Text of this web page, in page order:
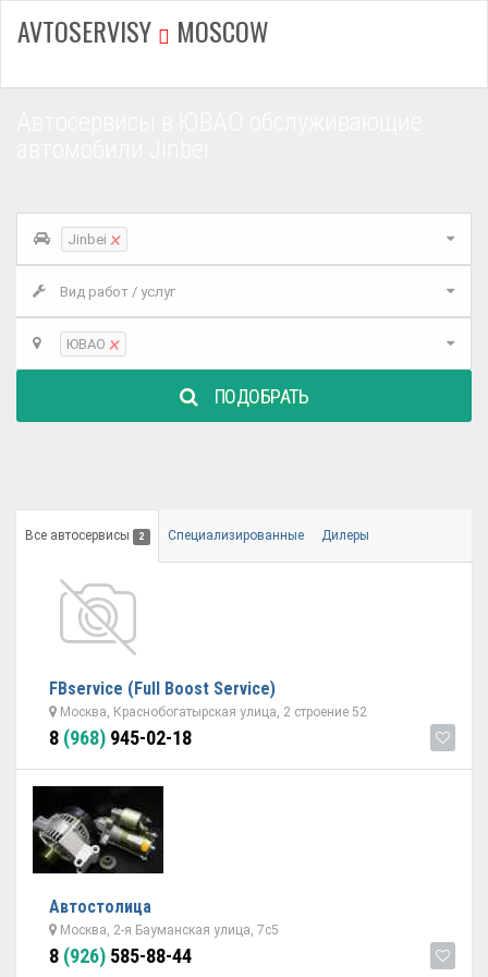
AVTOSERVISY MOSCOW
Jinbei ×
Вид работ / услуг
ЮВАО ×
ПОДОБРАТЬ
Все автосервисы 2 Специализированные Дилеры
FBserviсe (Full Boost Service)
Москва, Краснобогатырская улица, 2 строение 52
8 (968) 945-02-18
Автостолица
Москва, 2-я Бауманская улица, 7с5
8 (926) 585-88-44